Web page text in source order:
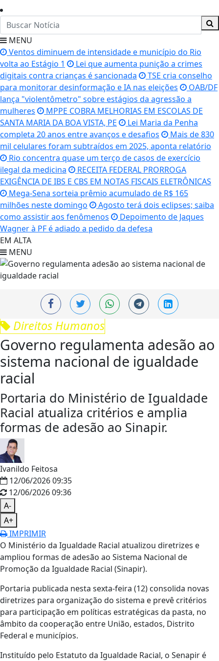
MENU
Ventos diminuem de intensidade e município do Rio
volta ao Estágio 1
Lei que aumenta punição a crimes
digitais contra crianças é sancionada
TSE cria conselho
para monitorar desinformação e IA nas eleições
OAB/DF
lança "violentômetro" sobre estágios da agressão a
mulheres
MPPE COBRA MELHORIAS EM ESCOLAS DE
SANTA MARIA DA BOA VISTA, PE
Lei Maria da Penha
completa 20 anos entre avanços e desafios
Mais de 830
mil celulares foram subtraídos em 2025, aponta relatório
Rio concentra quase um terço de casos de exercício
ilegal da medicina
RECEITA FEDERAL PRORROGA
EXIGÊNCIA DE IBS E CBS EM NOTAS FISCAIS ELETRÔNICAS
Mega-Sena sorteia prêmio acumulado de R$ 165
milhões neste domingo
Agosto terá dois eclipses; saiba
como assistir aos fenômenos
Depoimento de Jaques
Wagner à PF é adiado a pedido da defesa
EM ALTA
MENU
Direitos Humanos
Governo regulamenta adesão ao
sistema nacional de igualdade
racial
Portaria do Ministério de Igualdade
Racial atualiza critérios e amplia
formas de adesão ao Sinapir.
Ivanildo Feitosa
12/06/2026 09:35
12/06/2026 09:36
A-
A+
IMPRIMIR
O Ministério da Igualdade Racial atualizou diretrizes e
ampliou formas de adesão ao Sistema Nacional de
Promoção da Igualdade Racial (Sinapir).
Portaria publicada nesta sexta-feira (12) consolida novas
diretrizes para organização do sistema e prevê critérios
para participação em políticas estratégicas da pasta, no
âmbito da cooperação entre União, estados, Distrito
Federal e municípios.
Instituído pelo Estatuto da Igualdade Racial, o Senapir é